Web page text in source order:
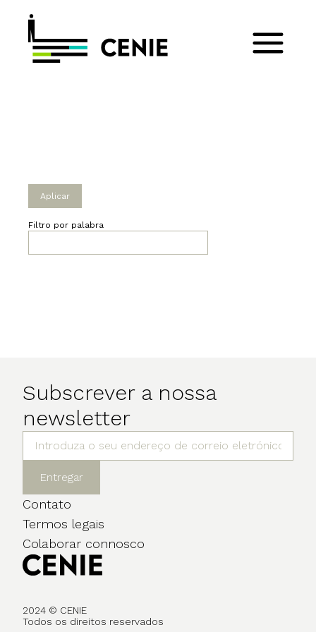
Filtro por palabra
Subscrever a nossa
newsletter
Entregar
Contato
Termos legais
Colaborar connosco
2024 © CENIE
Todos os direitos reservados